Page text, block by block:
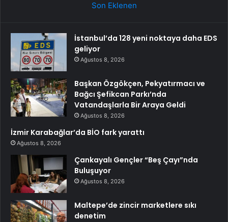
Son Eklenen
İstanbul’da 128 yeni noktaya daha EDS
geliyor
Ağustos 8, 2026
Başkan Özgökçen, Pekyatırmacı ve
Bağcı Şefikcan Parkı’nda
Vatandaşlarla Bir Araya Geldi
Ağustos 8, 2026
İzmir Karabağlar’da BİO fark yarattı
Ağustos 8, 2026
Çankayalı Gençler “Beş Çayı”nda
Buluşuyor
Ağustos 8, 2026
Maltepe’de zincir marketlere sıkı
denetim